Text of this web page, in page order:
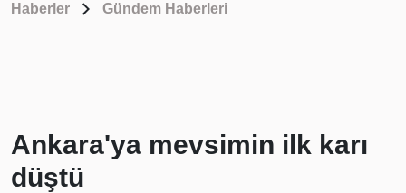
Haberler Gündem Haberleri
Ankara'ya mevsimin ilk karı
düştü